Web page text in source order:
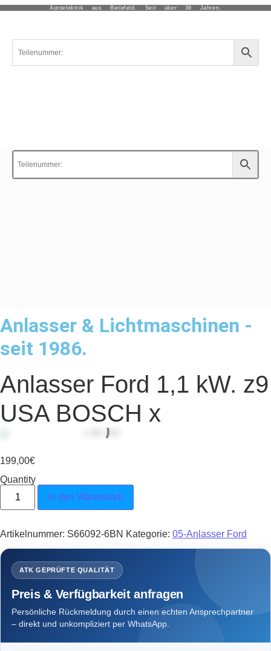
Autoelektrik aus Bielefeld. Seit über 38 Jahren.
Anlasser & Lichtmaschinen -
seit 1986.
Anlasser Ford 1,1 kW. z9
USA BOSCH x
199,00€
Quantity
Anlasser Ford 1,1 kW. z9 USA BOSCH x Menge
In den Warenkorb
Artikelnummer: S66092-6BN Kategorie: 05-Anlasser Ford
ATK GEPRÜFTE QUALITÄT
Preis & Verfügbarkeit anfragen
Persönliche Rückmeldung durch einen echten Ansprechpartner
– direkt und unkompliziert per WhatsApp.